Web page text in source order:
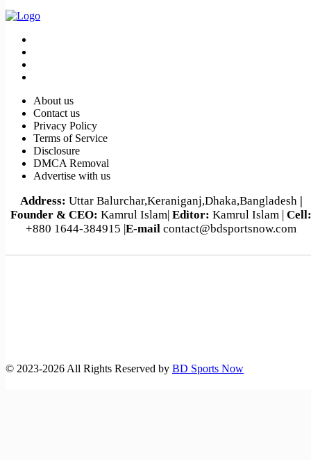
About us
Contact us
Privacy Policy
Terms of Service
Disclosure
DMCA Removal
Advertise with us
Address: Uttar Balurchar,Keraniganj,Dhaka,Bangladesh |
Founder & CEO: Kamrul Islam| Editor: Kamrul Islam | Cell:
+880 1644-384915 |E-mail contact@bdsportsnow.com
©️ 2023-2026 All Rights Reserved by BD Sports Now